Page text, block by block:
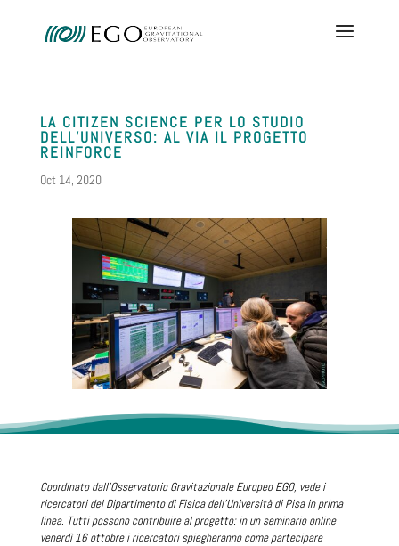
LA CITIZEN SCIENCE PER LO STUDIO
DELL’UNIVERSO: AL VIA IL PROGETTO
REINFORCE
Oct 14, 2020
Coordinato dall’Osservatorio Gravitazionale Europeo EGO, vede i
ricercatori del Dipartimento di Fisica dell’Università di Pisa in prima
linea. Tutti possono contribuire al progetto: in un seminario online
venerdì 16 ottobre i ricercatori spiegheranno come partecipare